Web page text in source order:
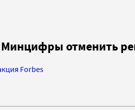
отменить
Forbes